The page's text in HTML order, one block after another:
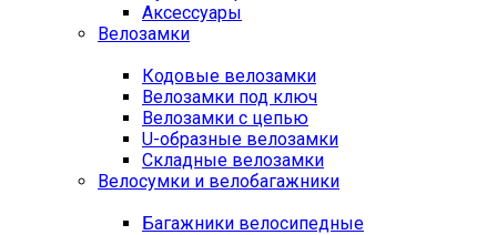
Аксессуары
Велозамки
Кодовые велозамки
Велозамки под ключ
Велозамки с цепью
U-образные велозамки
Складные велозамки
Велосумки и велобагажники
Багажники велосипедные